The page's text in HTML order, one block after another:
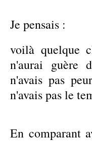
Je pensais :
voilà quelque
n'aurai guère
n'avais pas
n'avais pas le
En comparant